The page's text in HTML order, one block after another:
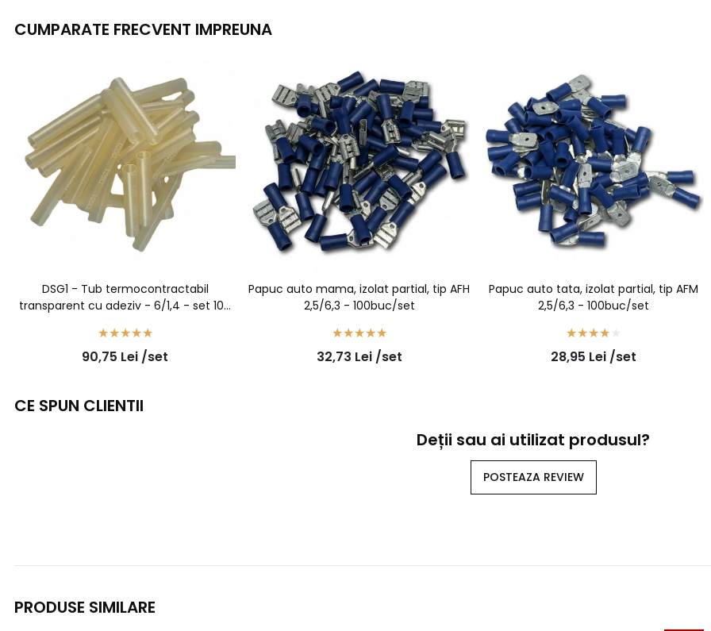
CUMPARATE FRECVENT IMPREUNA
DSG1 - Tub termocontractabil
transparent cu adeziv - 6/1,4 - set 100
90,75 Lei /set
Papuc auto mama, izolat partial, tip AFH
2,5/6,3 - 100buc/set
32,73 Lei /set
Papuc auto tata, izolat partial, tip AFM
2,5/6,3 - 100buc/set
28,95 Lei /set
CE SPUN CLIENTII
Deții sau ai utilizat produsul?
POSTEAZA REVIEW
PRODUSE SIMILARE